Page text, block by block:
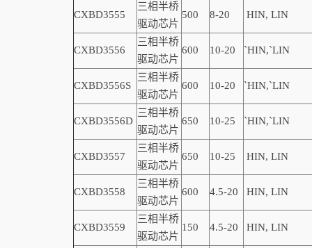
CXBD3555
三相半桥
驱动芯片
500 8-20 HIN, LIN
CXBD3556
三相半桥
驱动芯片
600 10-20 `HIN,`LIN
CXBD3556S
三相半桥
驱动芯片
600 10-20 `HIN,`LIN
CXBD3556D
三相半桥
驱动芯片
650 10-25 `HIN,`LIN
CXBD3557
三相半桥
驱动芯片
650 10-25 HIN, LIN
CXBD3558
三相半桥
驱动芯片
600 4.5-20 HIN, LIN
CXBD3559
三相半桥
驱动芯片
150 4.5-20 HIN, LIN